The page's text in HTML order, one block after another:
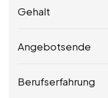
Gehalt
Angebotsende
Berufserfahrung